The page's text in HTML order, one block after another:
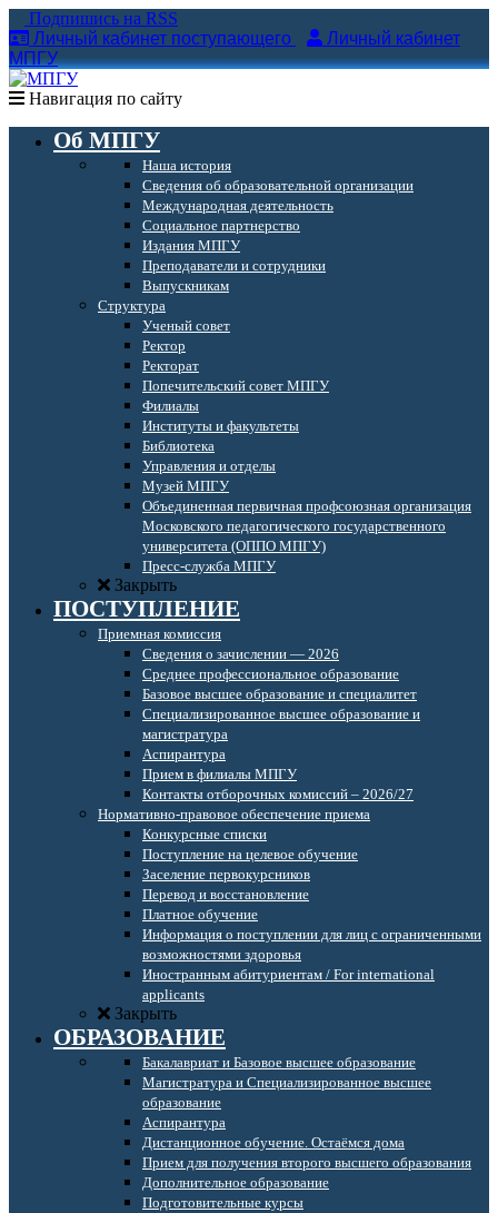
Подпишись на RSS
Личный кабинет поступающего
Личный кабинет
МПГУ
Навигация по сайту
Об МПГУ
Наша история
Сведения об образовательной организации
Международная деятельность
Социальное партнерство
Издания МПГУ
Преподаватели и сотрудники
Выпускникам
Структура
Ученый совет
Ректор
Ректорат
Попечительский совет МПГУ
Филиалы
Институты и факультеты
Библиотека
Управления и отделы
Музей МПГУ
Объединенная первичная профсоюзная организация
Московского педагогического государственного
университета (ОППО МПГУ)
Пресс-служба МПГУ
Закрыть
ПОСТУПЛЕНИЕ
Приемная комиссия
Сведения о зачислении — 2026
Среднее профессиональное образование
Базовое высшее образование и специалитет
Специализированное высшее образование и
магистратура
Аспирантура
Прием в филиалы МПГУ
Контакты отборочных комиссий – 2026/27
Нормативно-правовое обеспечение приема
Конкурсные списки
Поступление на целевое обучение
Заселение первокурсников
Перевод и восстановление
Платное обучение
Информация о поступлении для лиц с ограниченными
возможностями здоровья
Иностранным абитуриентам / For international
applicants
Закрыть
ОБРАЗОВАНИЕ
Бакалавриат и Базовое высшее образование
Магистратура и Специализированное высшее
образование
Аспирантура
Дистанционное обучение. Остаёмся дома
Прием для получения второго высшего образования
Дополнительное образование
Подготовительные курсы